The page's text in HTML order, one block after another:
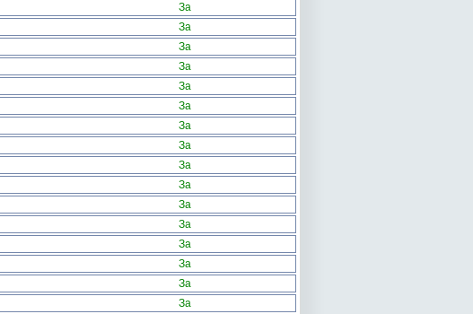
За
За
За
За
За
За
За
За
За
За
За
За
За
За
За
За